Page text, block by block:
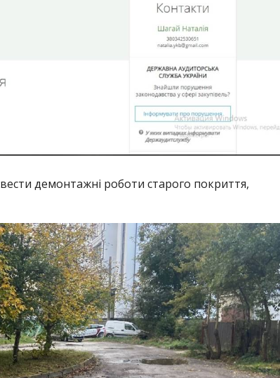
демонтажні роботи старого покриття,